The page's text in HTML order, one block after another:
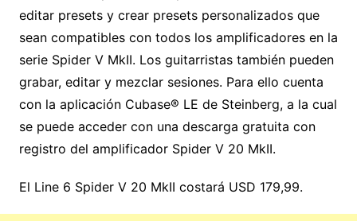
editar presets y crear presets personalizados que
sean compatibles con todos los amplificadores en la
serie Spider V MkII. Los guitarristas también pueden
grabar, editar y mezclar sesiones. Para ello cuenta
con la aplicación Cubase® LE de Steinberg, a la cual
se puede acceder con una descarga gratuita con
registro del amplificador Spider V 20 MkII.
El Line 6 Spider V 20 MkII costará USD 179,99.